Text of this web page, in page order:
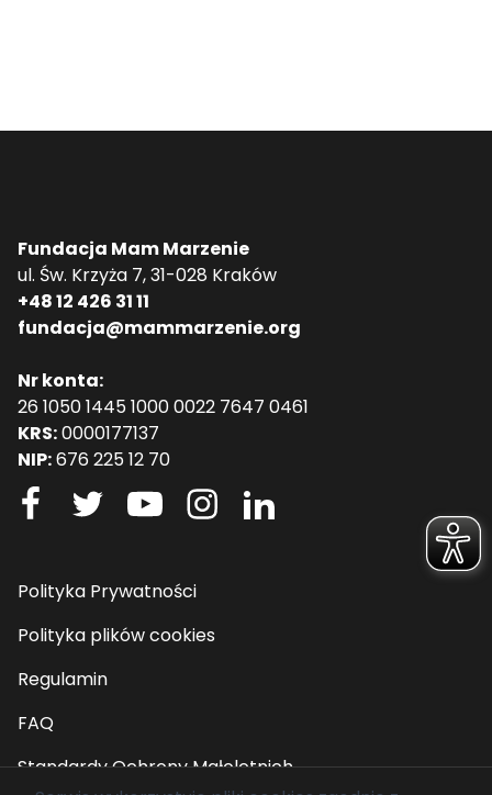
Fundacja Mam Marzenie
ul. Św. Krzyża 7, 31-028 Kraków
+48 12 426 31 11
fundacja@mammarzenie.org
Nr konta:
26 1050 1445 1000 0022 7647 0461
KRS:0000177137
NIP:676 225 12 70
Polityka Prywatności
Polityka plików cookies
Regulamin
FAQ
Standardy Ochrony Małoletnich